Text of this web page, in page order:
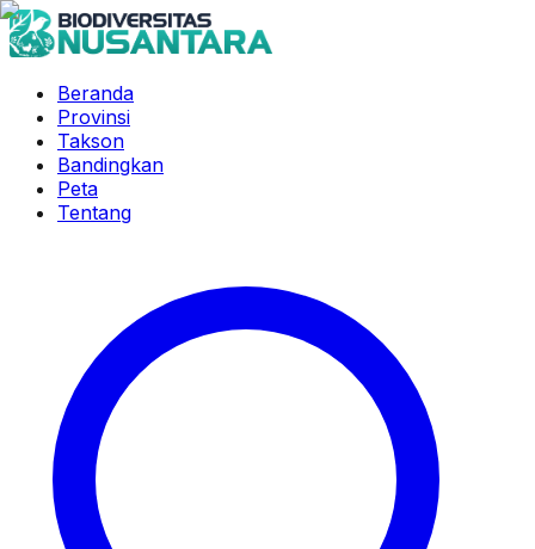
Beranda
Provinsi
Takson
Bandingkan
Peta
Tentang